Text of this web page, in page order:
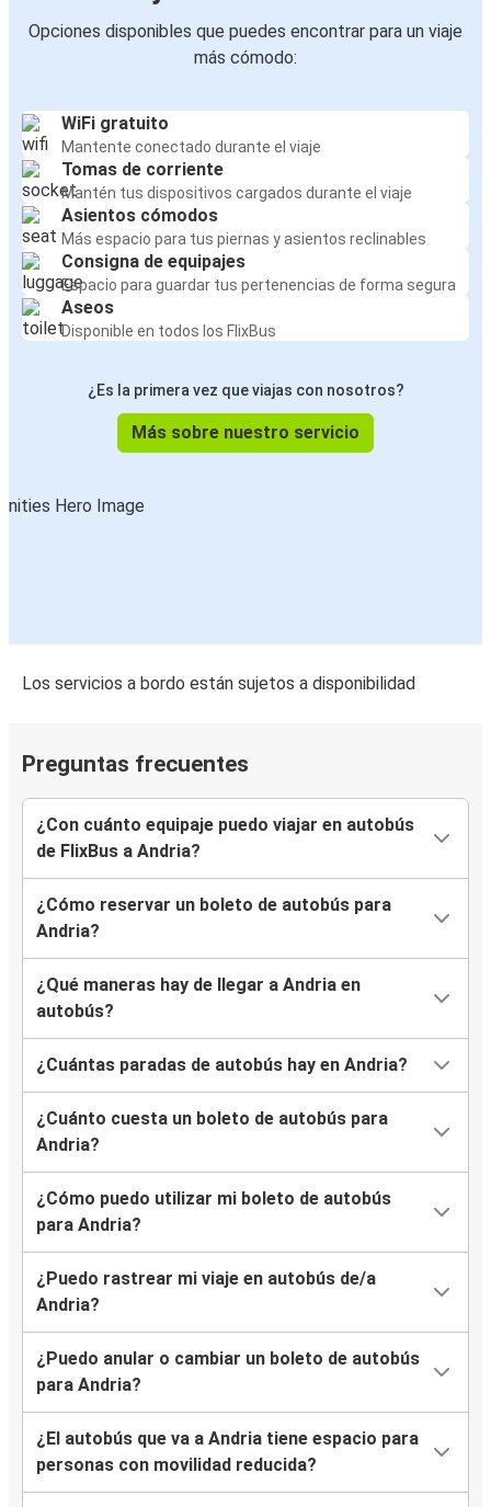
Opciones disponibles que puedes encontrar para un viaje
más cómodo:
WiFi gratuito
Mantente conectado durante el viaje
Tomas de corriente
Mantén tus dispositivos cargados durante el viaje
Asientos cómodos
Más espacio para tus piernas y asientos reclinables
Consigna de equipajes
Espacio para guardar tus pertenencias de forma segura
Aseos
Disponible en todos los FlixBus
¿Es la primera vez que viajas con nosotros?
Más sobre nuestro servicio
Los servicios a bordo están sujetos a disponibilidad
Preguntas frecuentes
¿Con cuánto equipaje puedo viajar en autobús
de FlixBus a Andria?
¿Cómo reservar un boleto de autobús para
Andria?
¿Qué maneras hay de llegar a Andria en
autobús?
¿Cuántas paradas de autobús hay en Andria?
¿Cuánto cuesta un boleto de autobús para
Andria?
¿Cómo puedo utilizar mi boleto de autobús
para Andria?
¿Puedo rastrear mi viaje en autobús de/a
Andria?
¿Puedo anular o cambiar un boleto de autobús
para Andria?
¿El autobús que va a Andria tiene espacio para
personas con movilidad reducida?